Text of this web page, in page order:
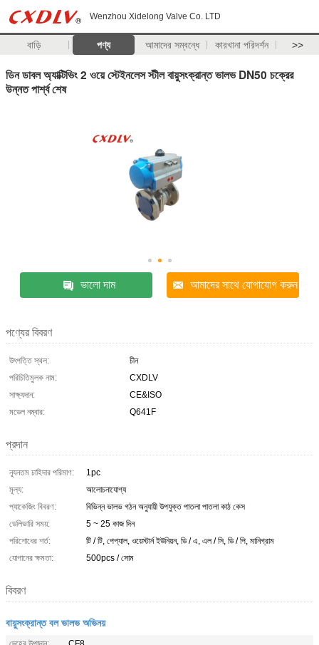
Wenzhou Xidelong Valve Co. LTD
বাড়ি পণ্য আমাদের সম্বন্ধে কারখানা পরিদর্শন >>
ডিন ডাবল অ্যাক্টিভিং 2 ওয়ে স্টেইনলেস স্টীল বায়ুসংক্রান্ত ভালভ DN50 চক্রের
উন্নত পার্শ্ব শেষ
ভালো দাম আমাদের সাথে যোগাযোগ করুন
পণ্যের বিবরণ
উৎপত্তি স্থল:
চীন
পরিচিতিমুলক নাম:
CXDLV
সাক্ষ্যদান:
CE&ISO
মডেল নম্বার:
Q641F
প্রদান
ন্যূনতম চাহিদার পরিমাণ:
1pc
মূল্য:
আলোচনাযোগ্য
প্যাকেজিং বিবরণ:
বিভিন্ন ভালভ গঠন অনুযায়ী উপযুক্ত পাতলা পাতলা কাঠ কেস
ডেলিভারি সময়:
5 ~ 25 কাজ দিন
পরিশোধের শর্ত:
টি / টি, পেপ্যাল, ওয়েস্টার্ন ইউনিয়ন, ডি / এ, এল / সি, ডি / পি, মানিগ্রাম
যোগানের ক্ষমতা:
500pcs / সোম
বিবরণ
বায়ুসংক্রান্ত বল ভালভ অভিনয়